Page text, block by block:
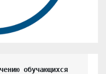
обучающихся